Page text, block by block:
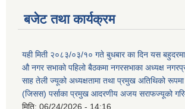
बजेट तथा कार्यक्रम
यही मिती २०८३/०३/१० गते बुधबार का दिन यस
औ नगर सभाको पहिलो बैठकमा नगरसभाका अध्यक्ष
साह तेली ज्यूको अध्यक्षतामा तथा प्रमुख अतिथिको
(जिसस) पर्साका प्रमुख आदरणीय अजय सराफज्यूको
मिति: 06/24/2026 - 14:16